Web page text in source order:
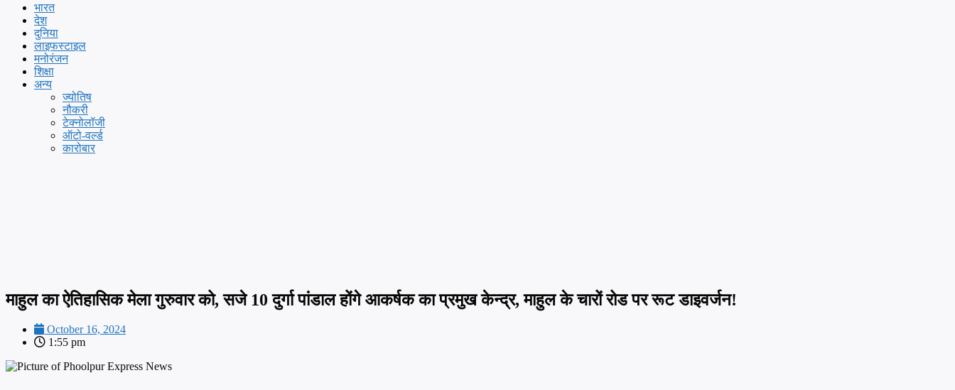
भारत
देश
दुनिया
लाइफस्टाइल
मनोरंजन
शिक्षा
अन्य
ज्योतिष
नौकरी
टेक्नोलॉजी
ऑटो-वर्ल्ड
कारोबार
माहुल का ऐतिहासिक मेला गुरुवार को, सजे 10 दुर्गा पांडाल होंगे आकर्षक का प्रमुख केन्द्र, माहुल के चारों रोड पर रूट डाइवर्जन!
October 16, 2024
1:55 pm